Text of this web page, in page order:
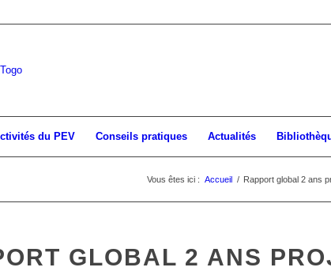
du PEV Conseils pratiques Actualités
Vous êtes ici : Accueil / Rapport global 2 ans
GLOBAL 2 ANS